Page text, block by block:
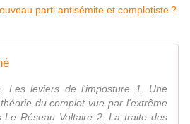
Les leviers de l'imposture 1. Une
du complot vue par l'extrême
Le Réseau Voltaire 2. La traite des